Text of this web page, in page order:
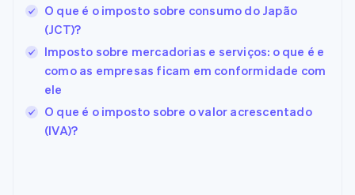
O que é o imposto sobre consumo do Japão
(JCT)?
Imposto sobre mercadorias e serviços: o que é e
como as empresas ficam em conformidade com
ele
O que é o imposto sobre o valor acrescentado
(IVA)?
EspañolEnglish
Estados Unidos
Español
Estônia
English
Finlândia
English Svenska
França